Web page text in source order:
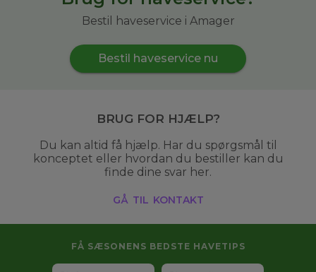
Bestil haveservice i Amager
Bestil haveservice nu
Brug for hjælp?
Du kan altid få hjælp. Har du spørgsmål til
konceptet eller hvordan du bestiller kan du
finde dine svar her.
gå til kontakt
FÅ SÆSONENS BEDSTE HAVETIPS
Fornavn Email